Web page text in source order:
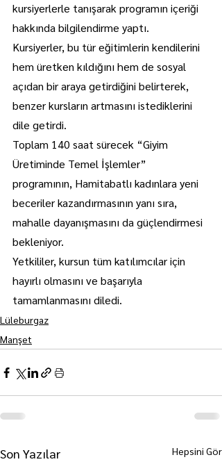
kursiyerlerle tanışarak programın içeriği
hakkında bilgilendirme yaptı.
Kursiyerler, bu tür eğitimlerin kendilerini
hem üretken kıldığını hem de sosyal
açıdan bir araya getirdiğini belirterek,
benzer kursların artmasını istediklerini
dile getirdi.
Toplam 140 saat sürecek “Giyim
Üretiminde Temel İşlemler”
programının, Hamitabatlı kadınlara yeni
beceriler kazandırmasının yanı sıra,
mahalle dayanışmasını da güçlendirmesi
bekleniyor.
Yetkililer, kursun tüm katılımcılar için
hayırlı olmasını ve başarıyla
tamamlanmasını diledi.
Lüleburgaz
Manşet
Son Yazılar Hepsini Gör